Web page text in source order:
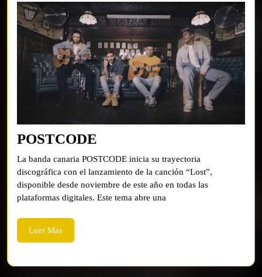
POSTCODE
La banda canaria POSTCODE inicia su trayectoria
discográfica con el lanzamiento de la canción “Lost”,
disponible desde noviembre de este año en todas las
plataformas digitales. Este tema abre una
Leer MasLeer
Mas